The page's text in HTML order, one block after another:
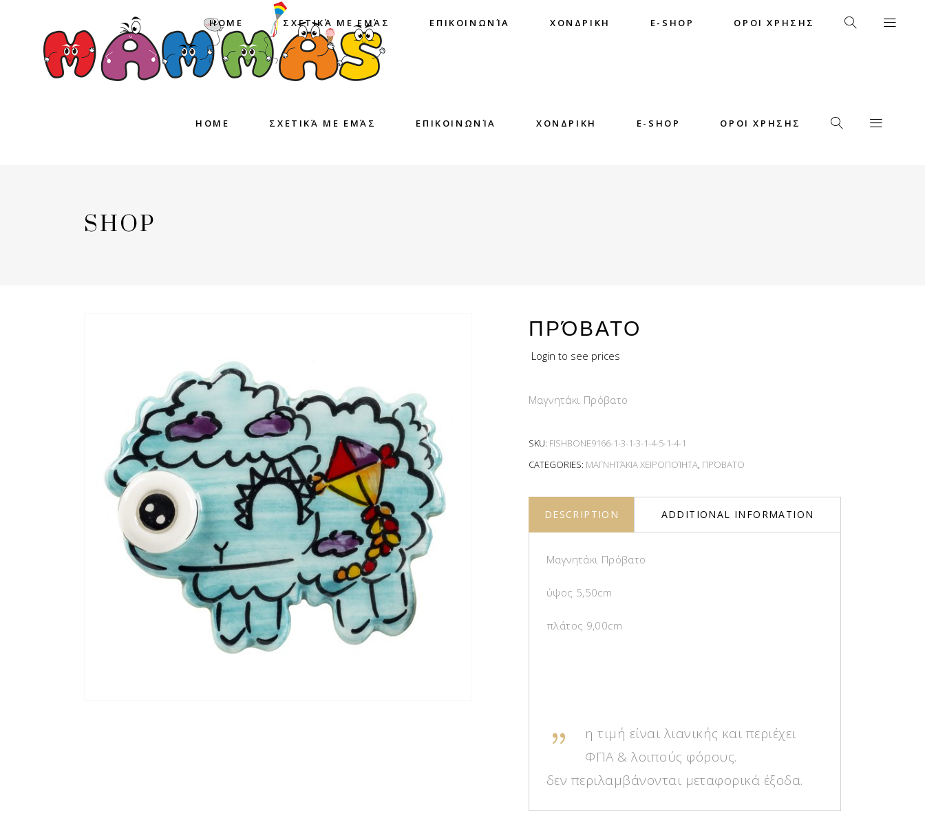
HOME ΣΧΕΤΙΚΆ ΜΕ ΕΜΆΣ ΕΠΙΚΟΙΝΩΝΊΑ ΧΟΝΔΡΙΚΗ E-SHOP ΟΡΟΙ ΧΡΗΣΗΣ
HOME ΣΧΕΤΙΚΆ ΜΕ ΕΜΆΣ ΕΠΙΚΟΙΝΩΝΊΑ ΧΟΝΔΡΙΚΗ E-SHOP ΟΡΟΙ ΧΡΗΣΗΣ
SHOP
ΠΡΌΒΑΤΟ
Login to see prices
Μαγνητάκι Πρόβατο
SKU: FISHBONE9166-1-3-1-3-1-4-5-1-4-1
CATEGORIES: ΜΑΓΝΗΤΆΚΙΑ ΧΕΙΡΟΠΟΊΗΤΑ, ΠΡΌΒΑΤΟ
DESCRIPTION ADDITIONAL INFORMATION
Μαγνητάκι Πρόβατο
ύψος 5,50cm
πλάτος 9,00cm
η τιμή είναι λιανικής και περιέχει
ΦΠΑ & λοιπούς φόρους.
δεν περιλαμβάνονται μεταφορικά έξοδα.